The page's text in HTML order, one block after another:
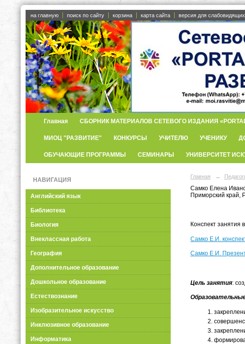
на главную поиск по сайту корзина карта сайта версия для слабовидящих
Главная СБОРНИК МАТЕРИАЛОВ СЕТЕВОГО ИЗДАНИЯ
МИОЦ "РАЗВИТИЕ" КОНКУРСЫ УЧИТЕЛЮ УЧЕНИКУ
ОБУЧАЮЩИЕ ПРОГРАММЫ СЕМИНАРЫ УНИВЕРСИТЕТ
НАВИГАЦИЯ
Английский язык
Библиотека
Биология
Внеклассная работа
География
Дополнительное образование
Дошкольное образование
Естествознание
Изобразительное искусство
Инклюзивное образование
Информатика
Главная →
Самко Елена
Приморский край,
Конспект занятия
Самко Е.И.
Самко Е.И.
Цель занятия: